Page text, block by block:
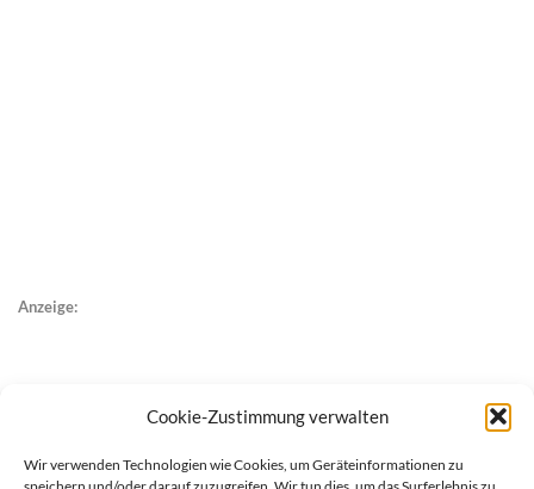
Cookie-Zustimmung verwalten
Wir verwenden Technologien wie Cookies, um Geräteinformationen zu
Anzeige: